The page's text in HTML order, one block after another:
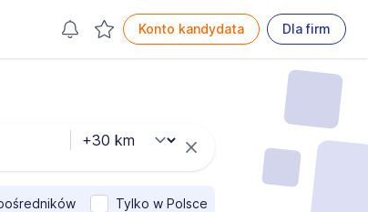
Konto kandydata Dla firm
Tylko w Polsce